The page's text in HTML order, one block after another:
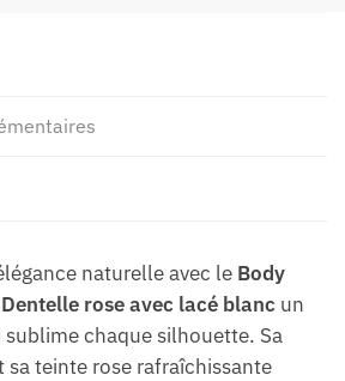
naturelle avec le Body
rose avec lacé blanc un
chaque silhouette. Sa
sa teinte rose rafraîchissante